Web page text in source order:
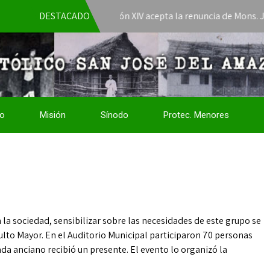
DESTACADO
El Papa León XIV acepta la renuncia de Mons. José
Misión Sínodo Protec. Menores
sociedad, sensibilizar sobre las necesidades de este grupo se
Mayor. En el Auditorio Municipal participaron 70 personas
anciano recibió un presente. El evento lo organizó la